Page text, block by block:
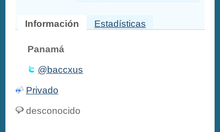
Información Estadísticas
Panamá
@baccxus
Privado
desconocido